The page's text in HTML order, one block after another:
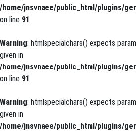
/home/jnsvnaee/public_html/plugins/
on line 91
Warning: htmlspecialchars() expects
given in
/home/jnsvnaee/public_html/plugins/
on line 91
Warning: htmlspecialchars() expects
given in
/home/jnsvnaee/public_html/plugins/